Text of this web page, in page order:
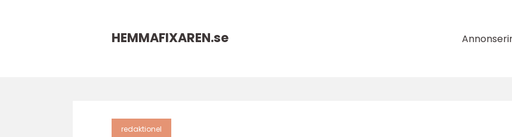
HEMMAFIXAREN.se
redaktionel